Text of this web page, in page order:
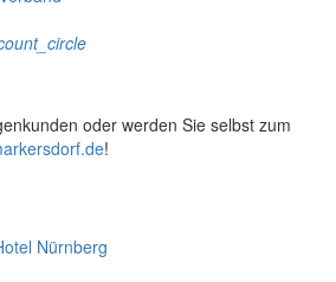
oder werden Sie selbst zum
!
Nürnberg